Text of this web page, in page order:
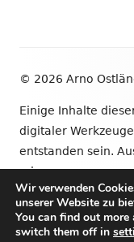
© 2026 Arno
Einige Inhalte
digitaler
entstanden sein.
mir.
•VerwendetTiny
Wir verwenden
unserer Website zu
You can find out
switch them off in